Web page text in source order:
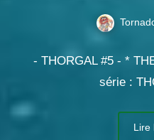
- THORGAL #5 - *
série :
Lire